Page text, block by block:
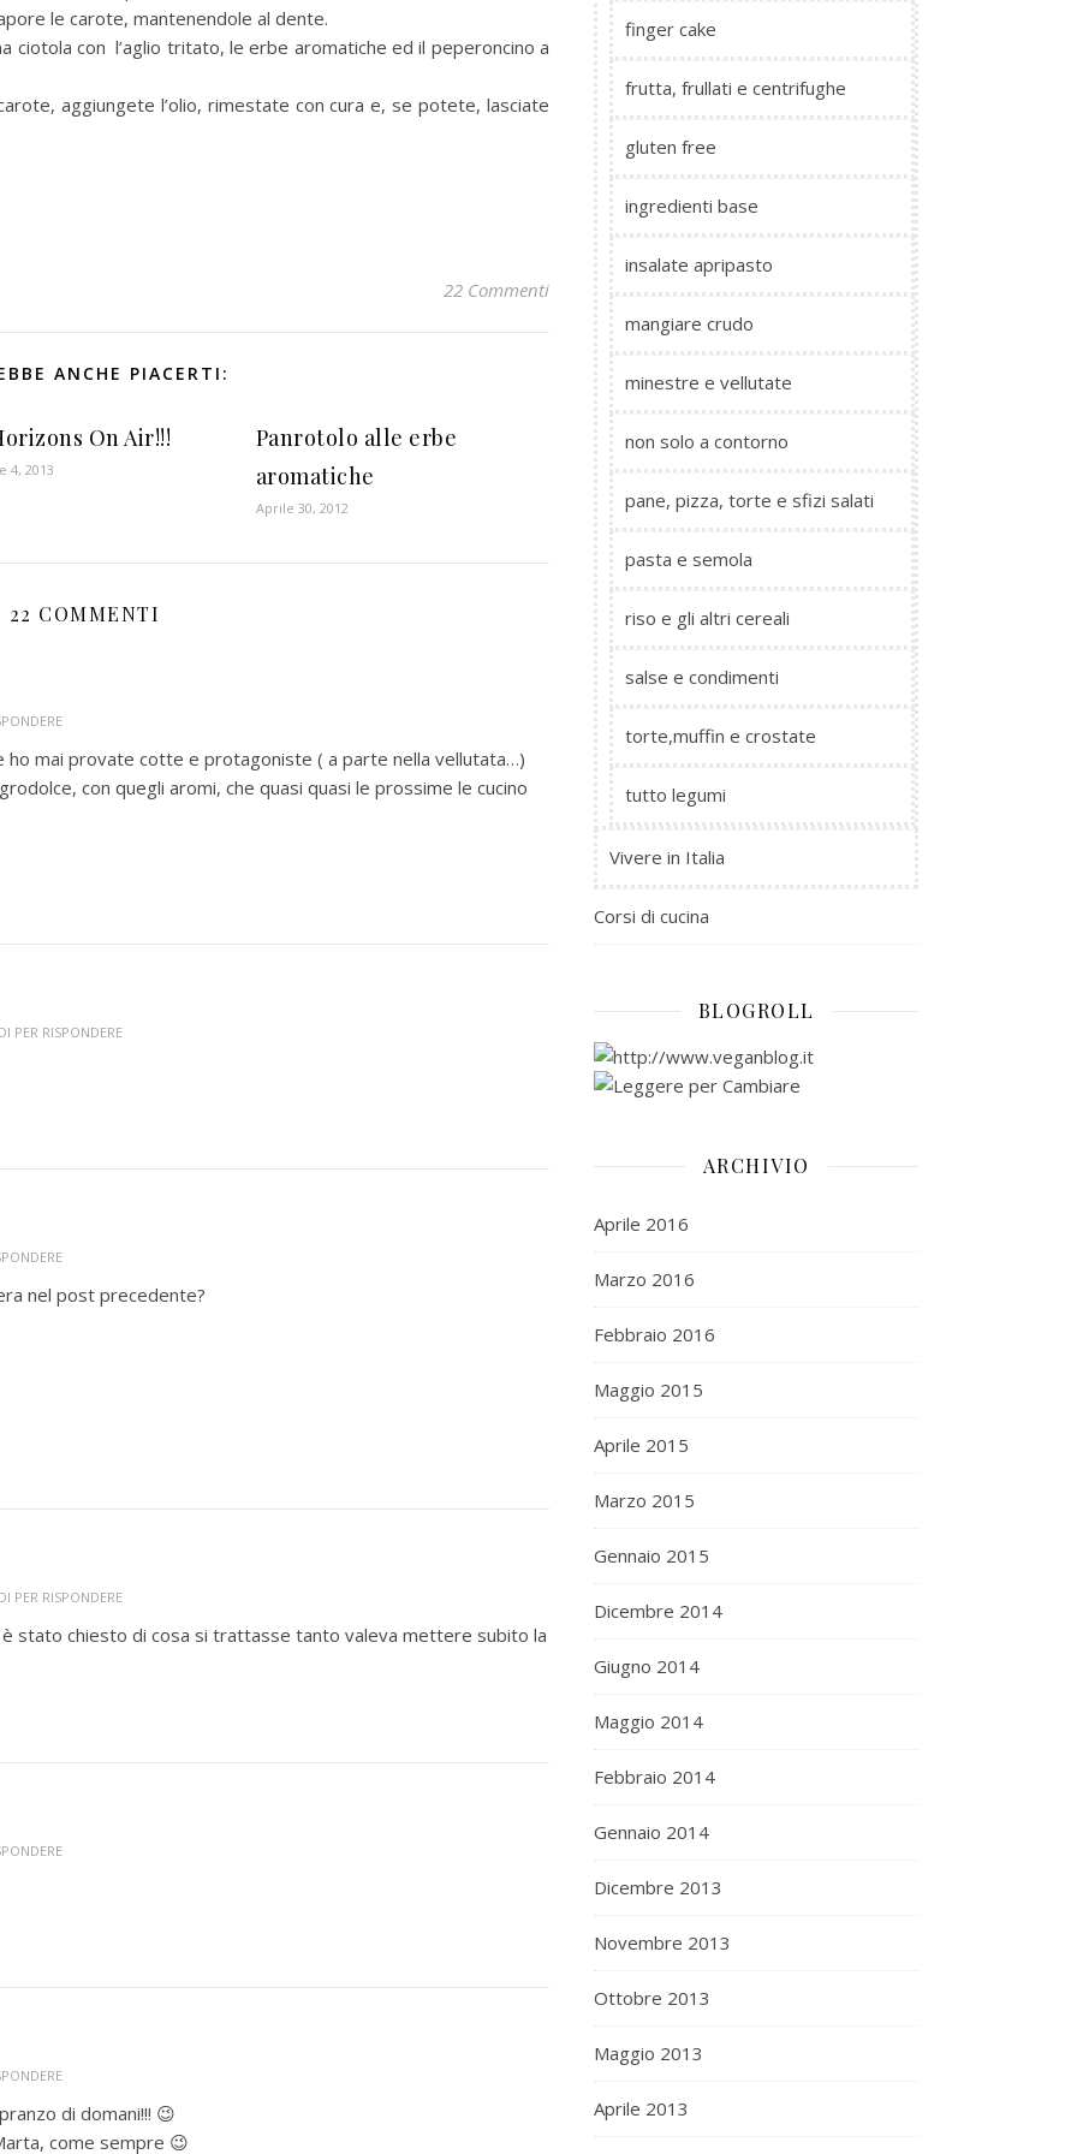
le carote, mantenendole al dente.
ciotola con l’aglio tritato, le erbe aromatiche ed il peperoncino a
aggiungete l’olio, rimestate con cura e, se potete, lasciate
22 Commenti
ANCHE PIACERTI:
On Air!!!
4, 2013
Panrotolo alle erbe
aromatiche
Aprile 30, 2012
22 COMMENTI
ho mai provate cotte e protagoniste ( a parte nella vellutata…)
con quegli aromi, che quasi quasi le prossime le cucino
PER RISPONDERE
nel post precedente?
PER RISPONDERE
è stato chiesto di cosa si trattasse tanto valeva mettere subito la
di domani!!! 😉
come sempre 😉
finger cake
frutta, frullati e centrifughe
gluten free
ingredienti base
insalate apripasto
mangiare crudo
minestre e vellutate
non solo a contorno
pane, pizza, torte e sfizi salati
pasta e semola
riso e gli altri cereali
salse e condimenti
torte,muffin e crostate
tutto legumi
Vivere in Italia
Corsi di cucina
BLOGROLL
ARCHIVIO
Aprile 2016
Marzo 2016
Febbraio 2016
Maggio 2015
Aprile 2015
Marzo 2015
Gennaio 2015
Dicembre 2014
Giugno 2014
Maggio 2014
Febbraio 2014
Gennaio 2014
Dicembre 2013
Novembre 2013
Ottobre 2013
Maggio 2013
Aprile 2013